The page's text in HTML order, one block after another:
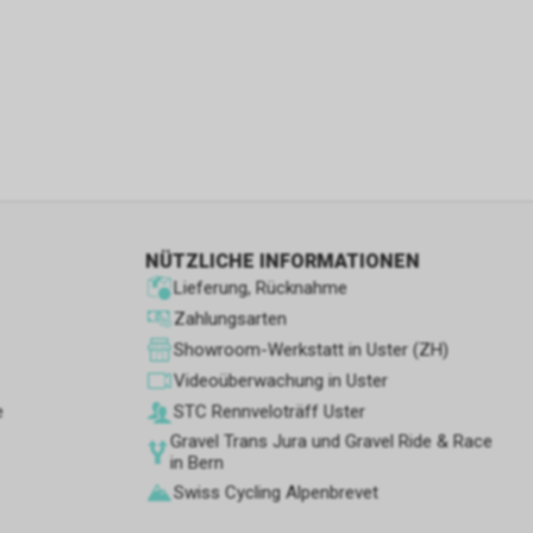
NÜTZLICHE INFORMATIONEN
Lieferung, Rücknahme
Zahlungsarten
Showroom-Werkstatt in Uster (ZH)
Videoüberwachung in Uster
STC Rennve­loträff Uster
Gravel Trans Jura und Gravel Ride & Race
in Bern
Swiss Cycling Alpenbrevet
die
des